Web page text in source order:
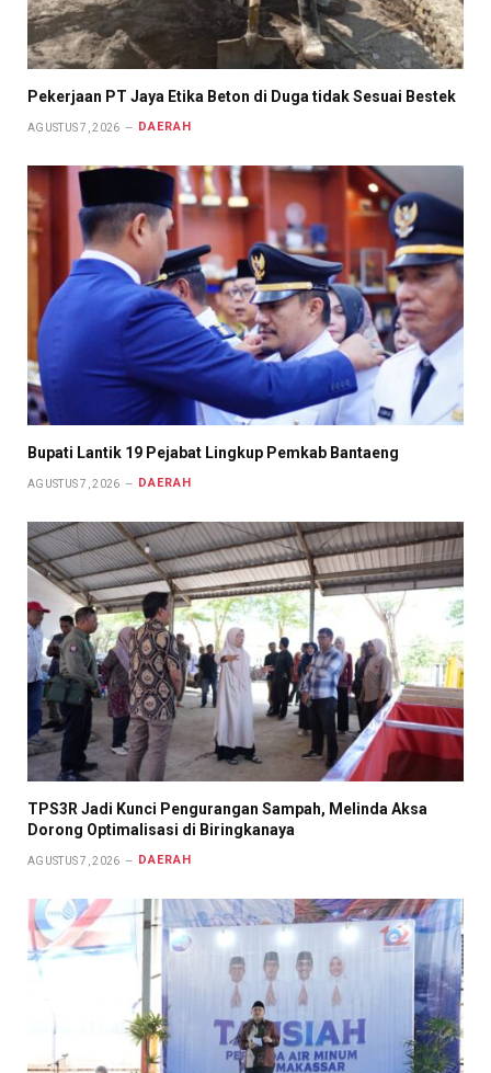
Pekerjaan PT Jaya Etika Beton di Duga tidak Sesuai Bestek
AGUSTUS 7, 2026 DAERAH
Bupati Lantik 19 Pejabat Lingkup Pemkab Bantaeng
AGUSTUS 7, 2026 DAERAH
TPS3R Jadi Kunci Pengurangan Sampah, Melinda Aksa
Dorong Optimalisasi di Biringkanaya
AGUSTUS 7, 2026 DAERAH